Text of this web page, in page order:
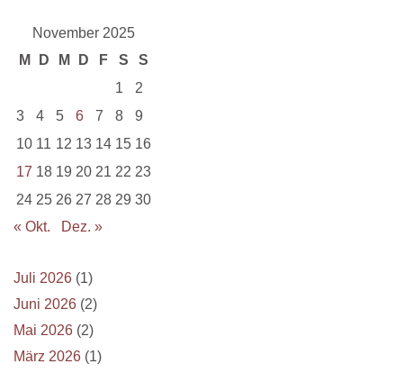
November 2025
M
D M D F S
S
1
2
3
4 5 6 7 8
9
10 11 12 13 14 15 16
17 18 19 20 21 22 23
24 25 26 27 28 29 30
« Okt.
Dez. »
Juli 2026 (1)
Juni 2026 (2)
Mai 2026 (2)
März 2026 (1)